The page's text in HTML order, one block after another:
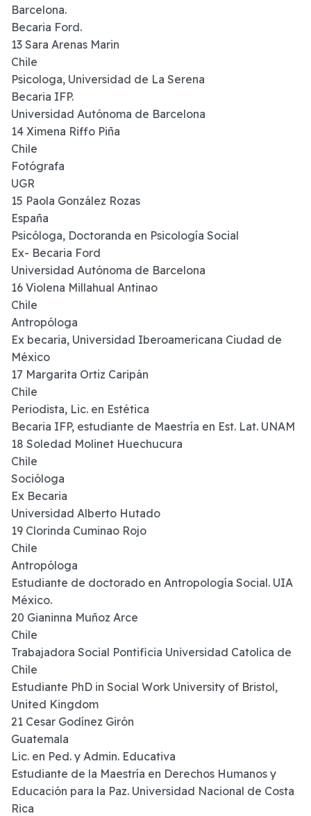
Barcelona.
Becaria Ford.
13 Sara Arenas Marin
Chile
Psicologa, Universidad de La Serena
Becaria IFP.
Universidad Autónoma de Barcelona
14 Ximena Riffo Piña
Chile
Fotógrafa
UGR
15 Paola González Rozas
España
Psicóloga, Doctoranda en Psicología Social
Ex- Becaria Ford
Universidad Autónoma de Barcelona
16 Violena Millahual Antinao
Chile
Antropóloga
Ex becaria, Universidad Iberoamericana Ciudad de
México
17 Margarita Ortiz Caripán
Chile
Periodista, Lic. en Estética
Becaria IFP, estudiante de Maestría en Est. Lat. UNAM
18 Soledad Molinet Huechucura
Chile
Socióloga
Ex Becaria
Universidad Alberto Hutado
19 Clorinda Cuminao Rojo
Chile
Antropóloga
Estudiante de doctorado en Antropología Social. UIA
México.
20 Gianinna Muñoz Arce
Chile
Trabajadora Social Pontificia Universidad Catolica de
Chile
Estudiante PhD in Social Work University of Bristol,
United Kingdom
21 Cesar Godínez Girón
Guatemala
Lic. en Ped. y Admin. Educativa
Estudiante de la Maestría en Derechos Humanos y
Educación para la Paz. Universidad Nacional de Costa
Rica